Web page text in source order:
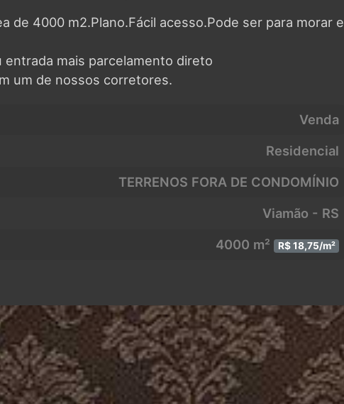
de 4000 m2.Plano.Fácil acesso.Pode ser para morar e
entrada mais parcelamento direto
um de nossos corretores.
Venda
Residencial
TERRENOS FORA DE CONDOMÍNIO
Viamão - RS
4000 m² R$ 18,75/m²